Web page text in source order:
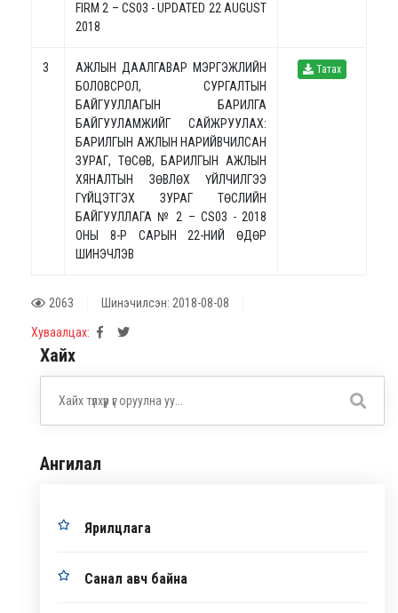
FIRM 2 – CS03 - UPDATED 22 AUGUST
2018
3
АЖЛЫН ДААЛГАВАР МЭРГЭЖЛИЙН
БОЛОВСРОЛ, СУРГАЛТЫН
БАЙГУУЛЛАГЫН БАРИЛГА
БАЙГУУЛАМЖИЙГ САЙЖРУУЛАХ:
БАРИЛГЫН АЖЛЫН НАРИЙВЧИЛСАН
ЗУРАГ, ТӨСӨВ, БАРИЛГЫН АЖЛЫН
ХЯНАЛТЫН ЗӨВЛӨХ ҮЙЛЧИЛГЭЭ
ГҮЙЦЭТГЭХ ЗУРАГ ТӨСЛИЙН
БАЙГУУЛЛАГА № 2 – CS03 - 2018
ОНЫ 8-Р САРЫН 22-НИЙ ӨДӨР
ШИНЭЧЛЭВ
Татах
2063 Шинэчилсэн: 2018-08-08
Хуваалцах:
Хайх
Ангилал
Ярилцлага
Санал авч байна